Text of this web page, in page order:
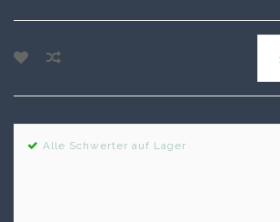
Alle Schwerter auf Lager